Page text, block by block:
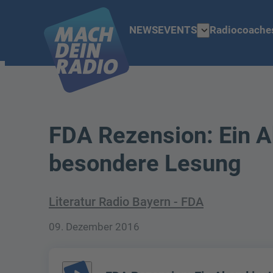
NEWSEVENTS expand_more
FDA Rezension: Ein
besondere Lesung
Literatur Radio Bayern - FDA
09. Dezember 2016